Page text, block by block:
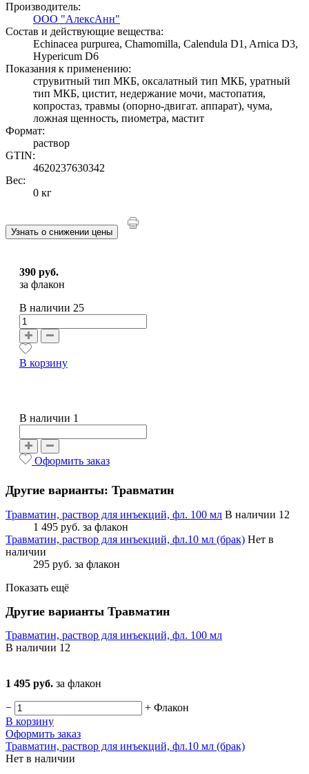
Производитель:
ООО "АлексАнн"
Состав и действующие вещества:
Echinacea purpurea, Chamomilla, Calendula D1, Arnica D3,
Hypericum D6
Показания к применению:
струвитный тип МКБ, оксалатный тип МКБ, уратный
тип МКБ, цистит, недержание мочи, мастопатия,
копростаз, травмы (опорно-двигат. аппарат), чума,
ложная щенность, пиометра, мастит
Формат:
раствор
GTIN:
4620237630342
Вес:
0 кг
Узнать о снижении цены
390 руб.
за флакон
В наличии 25
В корзину
В наличии 1
Оформить заказ
Другие варианты: Травматин
Травматин, раствор для инъекций, фл. 100 мл В наличии 12
1 495 руб. за флакон
Травматин, раствор для инъекций, фл.10 мл (брак) Нет в
наличии
295 руб. за флакон
Показать ещё
Другие варианты Травматин
Травматин, раствор для инъекций, фл. 100 мл
В наличии 12
1 495 руб. за флакон
− + Флакон
В корзину
Оформить заказ
Травматин, раствор для инъекций, фл.10 мл (брак)
Нет в наличии